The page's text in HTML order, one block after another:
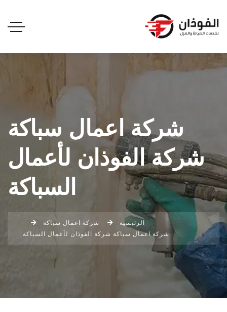
شركة اعمال سباكة
شركة الفوذان لأعمال
السباكة
الرئيسية
شركة اعمال سباكة
شركة اعمال سباكة شركة الفوذان لأعمال السباكة